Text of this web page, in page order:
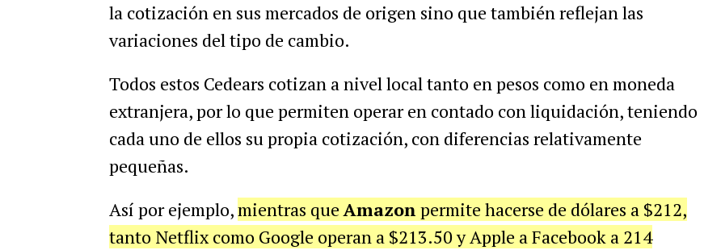
la cotización en sus mercados de origen sino que también reflejan las
variaciones del tipo de cambio.
Todos estos Cedears cotizan a nivel local tanto en pesos como en moneda
extranjera, por lo que permiten operar en contado con liquidación, teniendo
cada uno de ellos su propia cotización, con diferencias relativamente
pequeñas.
Así por ejemplo,mientras queAmazon permite hacerse de dólares a $212,
tanto Netflix como Google operan a $213.50 y Apple a Facebook a 214